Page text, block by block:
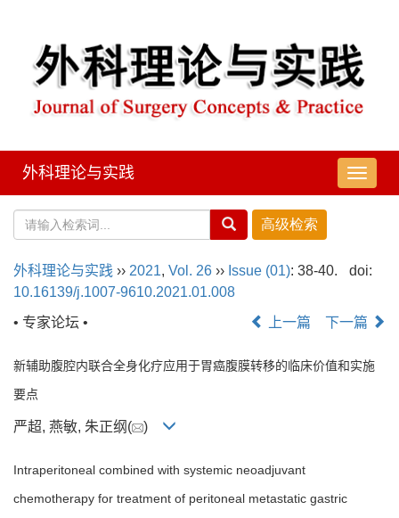
导
航
外科理论与实践
外科理论与实践 ›› 2021, Vol. 26 ›› Issue (01): 38-40.
doi:
10.16139/j.1007-9610.2021.01.008
• 专家论坛 •
上一篇 下一篇
新辅助腹腔内联合全身化疗应用于胃癌腹膜转移的临床价值和实施
要点
严超, 燕敏, 朱正纲( )
Intraperitoneal combined with systemic neoadjuvant
chemotherapy for treatment of peritoneal metastatic gastric